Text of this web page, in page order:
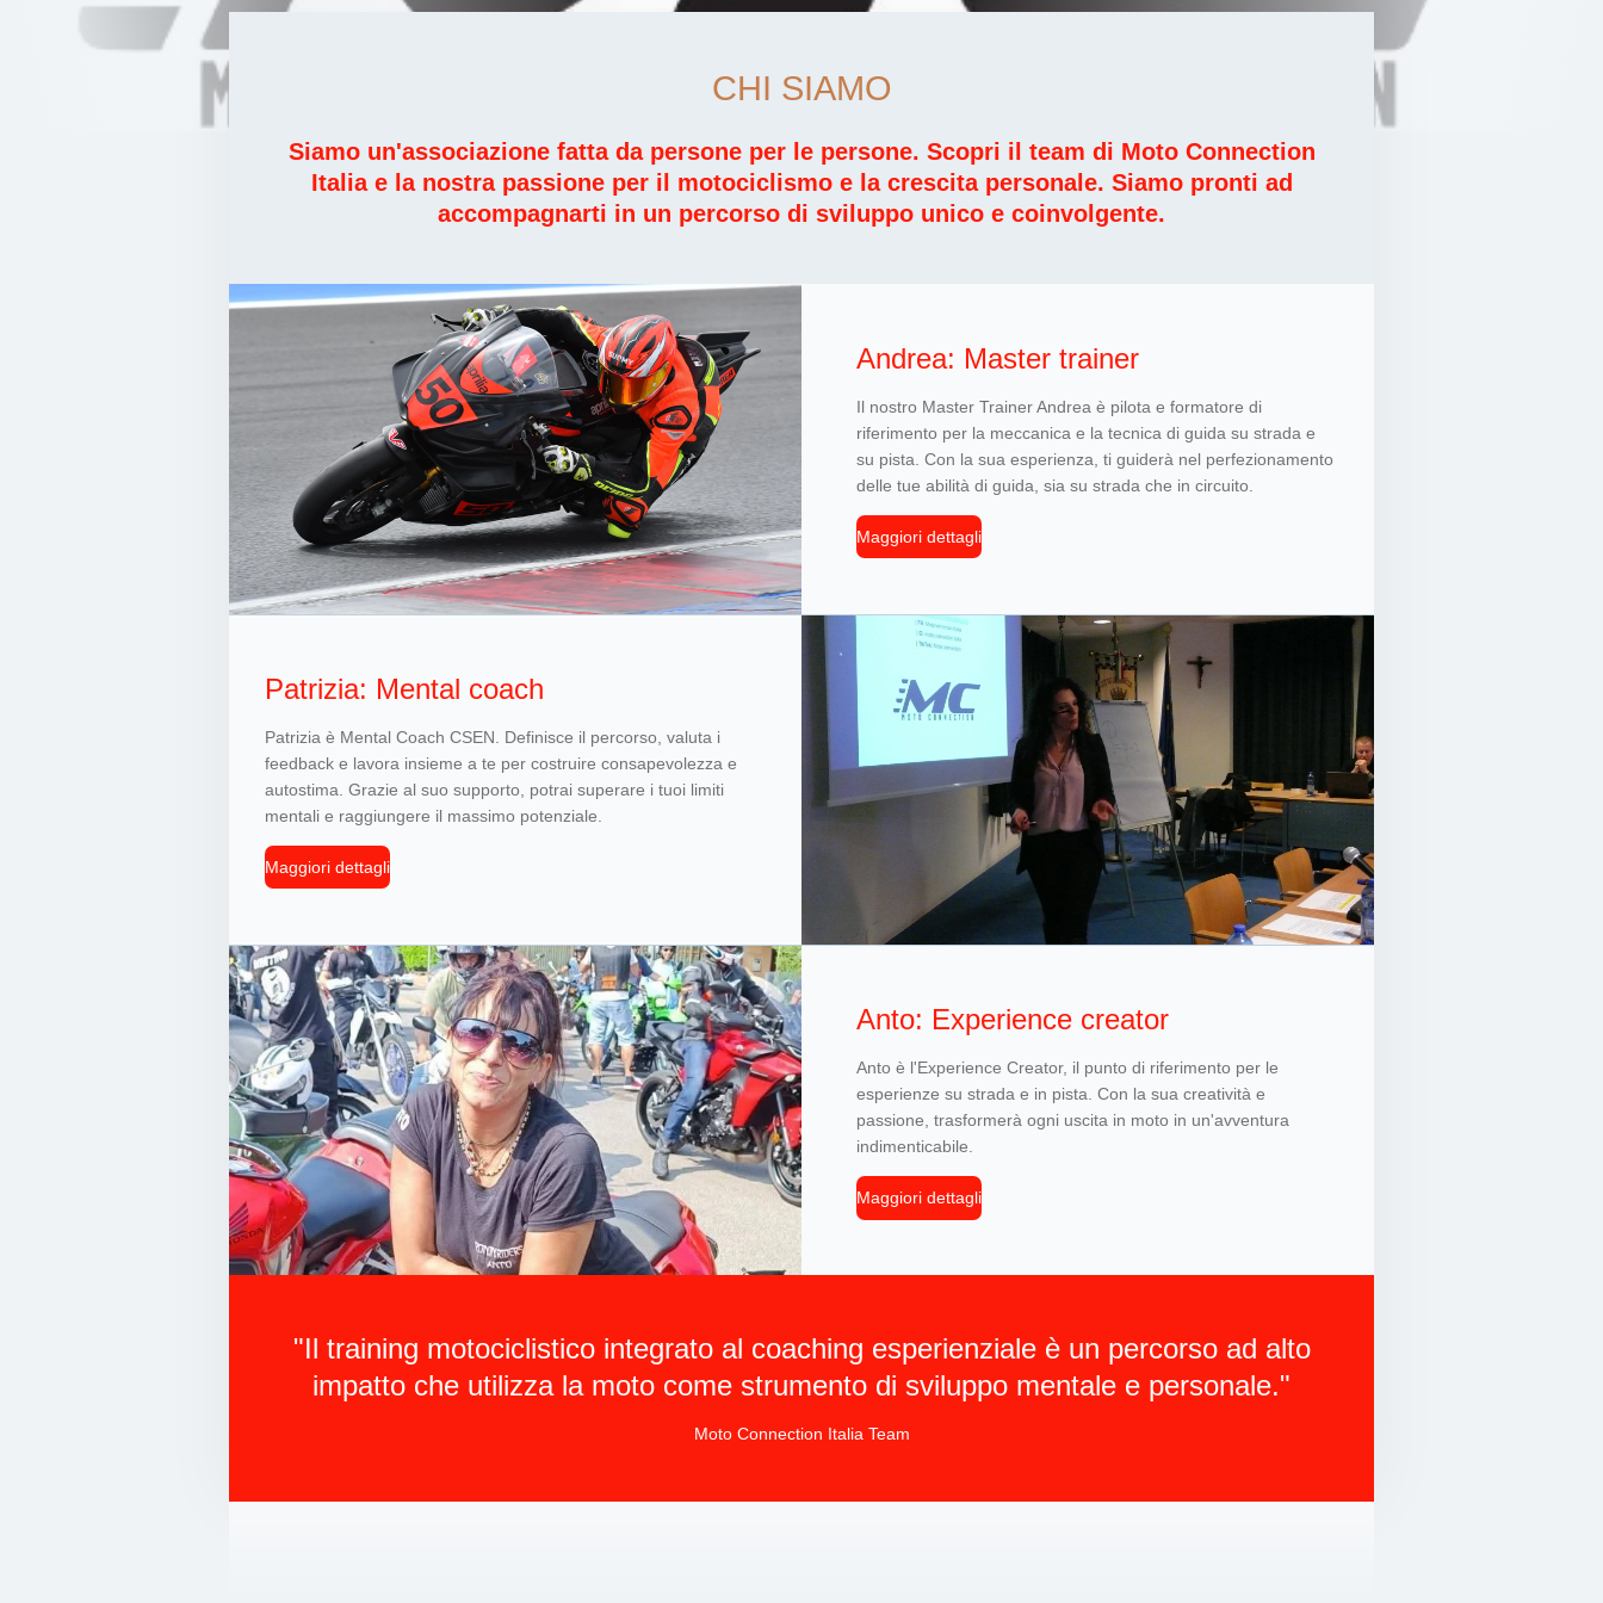
CHI SIAMO
Siamo un'associazione fatta da persone per le persone. Scopri il team di Moto Connection
Italia e la nostra passione per il motociclismo e la crescita personale. Siamo pronti ad
accompagnarti in un percorso di sviluppo unico e coinvolgente.
Andrea: Master trainer
Il nostro Master Trainer Andrea è pilota e formatore di
riferimento per la meccanica e la tecnica di guida su strada e
su pista. Con la sua esperienza, ti guiderà nel perfezionamento
delle tue abilità di guida, sia su strada che in circuito.
Maggiori dettagli
Patrizia: Mental coach
Patrizia è Mental Coach CSEN. Definisce il percorso, valuta i
feedback e lavora insieme a te per costruire consapevolezza e
autostima. Grazie al suo supporto, potrai superare i tuoi limiti
mentali e raggiungere il massimo potenziale.
Maggiori dettagli
Anto: Experience creator
Anto è l'Experience Creator, il punto di riferimento per le
esperienze su strada e in pista. Con la sua creatività e
passione, trasformerà ogni uscita in moto in un'avventura
indimenticabile.
Maggiori dettagli
"Il training motociclistico integrato al coaching esperienziale è un percorso ad alto
impatto che utilizza la moto come strumento di sviluppo mentale e personale."
Moto Connection Italia Team